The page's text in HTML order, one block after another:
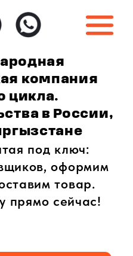
России,